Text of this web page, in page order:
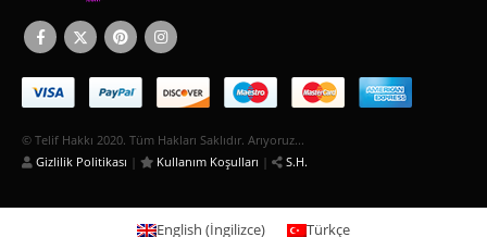
© Telif Hakkı 2020. Tüm Hakları Saklıdır. Arıyoruz...
Gizlilik Politikası | Kullanım Koşulları | S.H.
English (İngilizce) Türkçe